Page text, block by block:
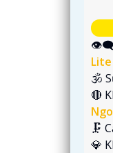
👁️‍🗨
Lite
🕉️
🔴
🗜️
️💎